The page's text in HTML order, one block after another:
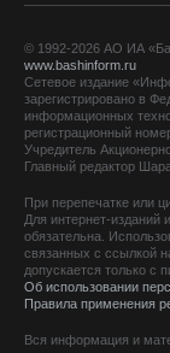
© 1992-2026 АО ИА
www.bashinform.ru
Сетевое издание
зарегистрировано в
информационных
регистрационный
Учредитель
Главный редактор
При перепечатке или
Для интернет-изданий
обязательна.
связанных с ссылкой
допускается только
Об использовании
Правила применения
Вся информация и